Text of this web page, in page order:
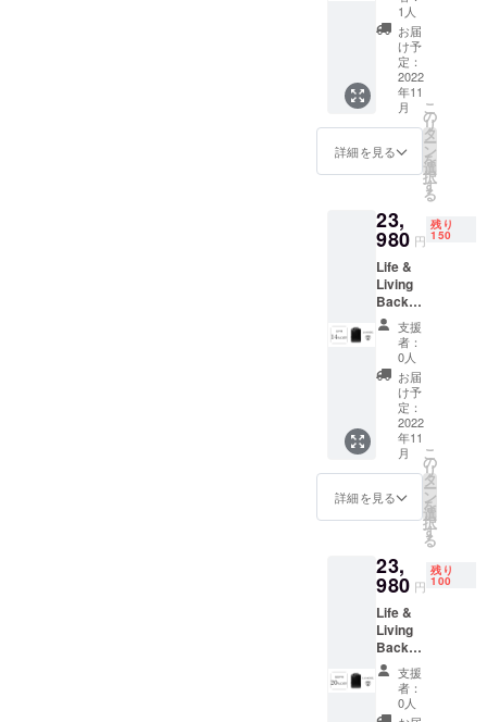
トラッ
プ ／ 衝
撃吸収
ショル
ダース
トラッ
プ ／
ラップ
トップ
ス ／ カ
ラビナ
／ エア
ノズル
バッジ
（7色）
／ 潤滑
グリー
× 1（※
奥行：
12cm）
一般販
売予定
価格：
29,980
円 →
21,980
円
（27%
送料・
消費税
込
【セッ
ト内
容】
ショル
ダース
トラッ
プ ／ 衝
撃吸収
ショル
ダース
トラッ
プ ／
ラップ
トップ
ス ／ カ
ラビナ
／ エア
ノズル
バッジ
（7色）
／ 潤滑
グリー
1人
お届
け予
定：
2022
年11
月
詳細を見る
こ
の
リ
タ
ー
ン
を
選
択
す
る
23,
980 円
残り
150
Life &
Living
Backpa
ck L8モ
デル ×
1（※奥
行：
8cm）
一般販
売予定
価格：
27,980
円 →
23,980
円
（14%
送料・
消費税
込
【セッ
ト内
容】
ショル
ダース
トラッ
支援
者：
0人
お届
け予
定：
2022
年11
月
詳細を見る
こ
の
リ
タ
ー
ン
を
選
択
す
る
23,
980 円
残り
100
Life &
Living
Backpa
ck L12
モデル
× 1（※
奥行：
支援
者：
0人